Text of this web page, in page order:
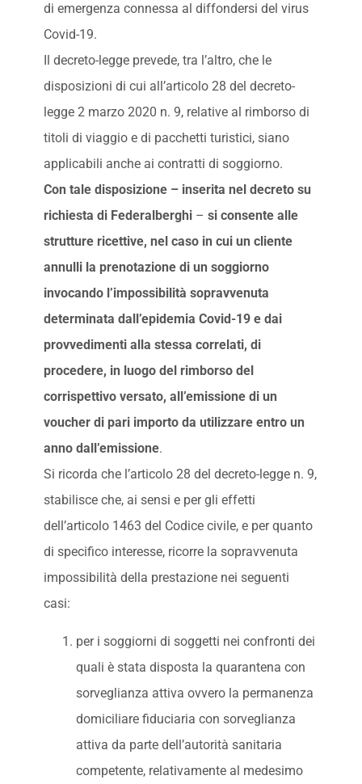
di emergenza connessa al diffondersi del virus
Covid-19.
Il decreto-legge prevede, tra l’altro, che le
disposizioni di cui all’articolo 28 del decreto-
legge 2 marzo 2020 n. 9, relative al rimborso di
titoli di viaggio e di pacchetti turistici, siano
applicabili anche ai contratti di soggiorno.
Con tale disposizione – inserita nel decreto su
richiesta di Federalberghi– si consente alle
strutture ricettive, nel caso in cui un cliente
annulli la prenotazione di un soggiorno
invocando l’impossibilità sopravvenuta
determinata dall’epidemia Covid-19 e dai
provvedimenti alla stessa correlati, di
procedere, in luogo del rimborso del
corrispettivo versato, all’emissione di un
voucher di pari importo da utilizzare entro un
anno dall’emissione.
Si ricorda che l’articolo 28 del decreto-legge n. 9,
stabilisce che, ai sensi e per gli effetti
dell’articolo 1463 del Codice civile, e per quanto
di specifico interesse, ricorre la sopravvenuta
impossibilità della prestazione nei seguenti
casi:
per i soggiorni di soggetti nei confronti dei
quali è stata disposta la quarantena con
sorveglianza attiva ovvero la permanenza
domiciliare fiduciaria con sorveglianza
attiva da parte dell’autorità sanitaria
competente, relativamente al medesimo